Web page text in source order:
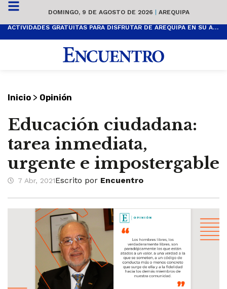
DOMINGO, 9 DE AGOSTO DE 2026 | AREQUIPA
ACTIVIDADES GRATUITAS PARA DISFRUTAR DE AREQUIPA EN SU ANIVERSARIO
Inicio > Opinión
Educación ciudadana:
tarea inmediata,
urgente e impostergable
7 Abr, 2021Escrito por Encuentro